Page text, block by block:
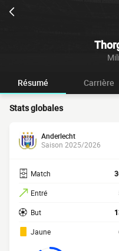
Résumé Carrière
Stats globales
Anderlecht
Saison 2025/2026
Match
Entré
But
Jaune